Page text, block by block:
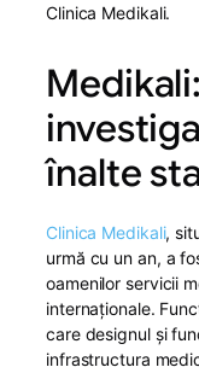
Clinica Medikali.
înalte
Clinica Medikali,
urmă cu un an, a
oamenilor servicii
internaționale.
care designul și
infrastructura